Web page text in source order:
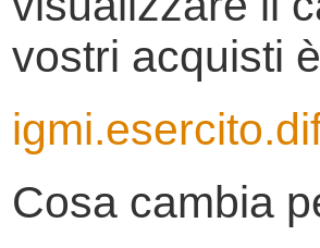
vostri acquisti
Cosa cambia